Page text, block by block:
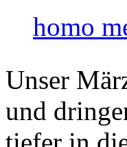
homo
Unser
und